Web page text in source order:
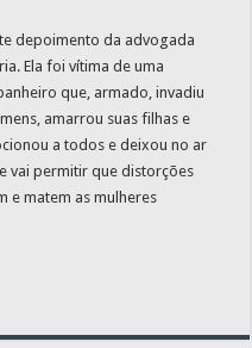
depoimento da advogada
Ela foi vítima de uma
que, armado, invadiu
amarrou suas filhas e
a todos e deixou no ar
vai permitir que distorções
e matem as mulheres